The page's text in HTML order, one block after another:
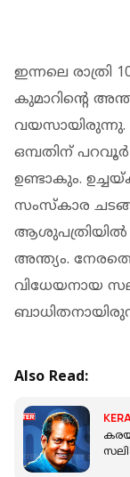
ഇന്നലെ രാത്രി
കുമാറിന്റെ
വയസായിരുന്നു.
ഒമ്പതിന്
ഉണ്ടാകും.
സംസ്‌കാര
ആശുപത്രിയില്‍
അന്ത്യം.
വിധേയനായ
Also Read: